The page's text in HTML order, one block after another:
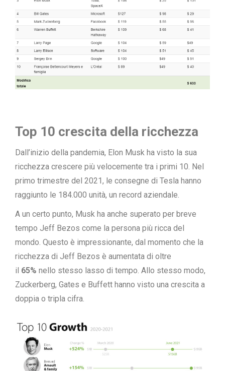
Top 10 crescita della ricchezza
Dall’inizio della pandemia, Elon Musk ha visto la sua
ricchezza crescere più velocemente tra i primi 10. Nel
primo trimestre del 2021, le consegne di Tesla hanno
raggiunto le 184.000 unità, un record aziendale.
A un certo punto, Musk ha anche superato per breve
tempo Jeff Bezos come la persona più ricca del
mondo. Questo è impressionante, dal momento che la
ricchezza di Jeff Bezos è aumentata di oltre
il 65% nello stesso lasso di tempo. Allo stesso modo,
Zuckerberg, Gates e Buffett hanno visto una crescita a
doppia o tripla cifra.